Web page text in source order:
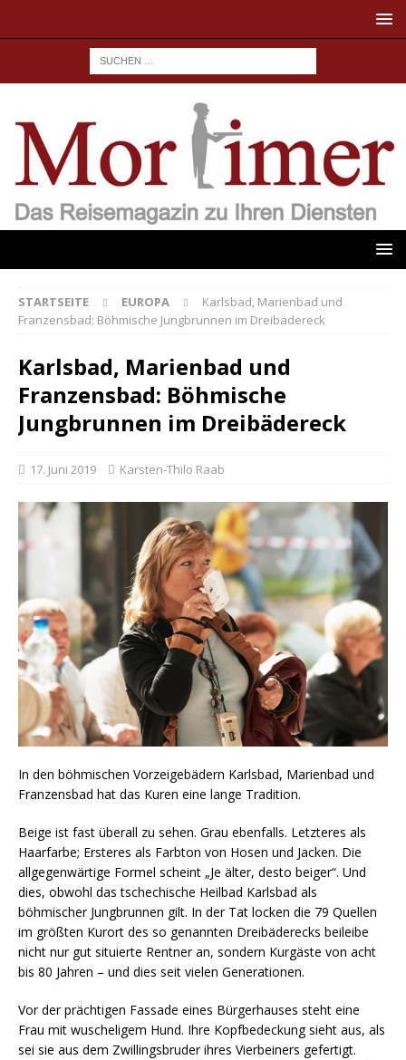
STARTSEITE EUROPA
Karlsbad, Marienbad und
Franzensbad: Böhmische Jungbrunnen im Dreibädereck
Karlsbad, Marienbad und
Franzensbad: Böhmische
Jungbrunnen im Dreibädereck
17. Juni 2019 Karsten-Thilo Raab
In den böhmischen Vorzeigebädern Karlsbad, Marienbad und
Franzensbad hat das Kuren eine lange Tradition.
Beige ist fast überall zu sehen. Grau ebenfalls. Letzteres als
Haarfarbe; Ersteres als Farbton von Hosen und Jacken. Die
allgegenwärtige Formel scheint „Je älter, desto beiger“. Und
dies, obwohl das tschechische Heilbad Karlsbad als
böhmischer Jungbrunnen gilt. In der Tat locken die 79 Quellen
im größten Kurort des so genannten Dreibäderecks beileibe
nicht nur gut situierte Rentner an, sondern Kurgäste von acht
bis 80 Jahren – und dies seit vielen Generationen.
Vor der prächtigen Fassade eines Bürgerhauses steht eine
Frau mit wuscheligem Hund. Ihre Kopfbedeckung sieht aus, als
sei sie aus dem Zwillingsbruder ihres Vierbeiners gefertigt.